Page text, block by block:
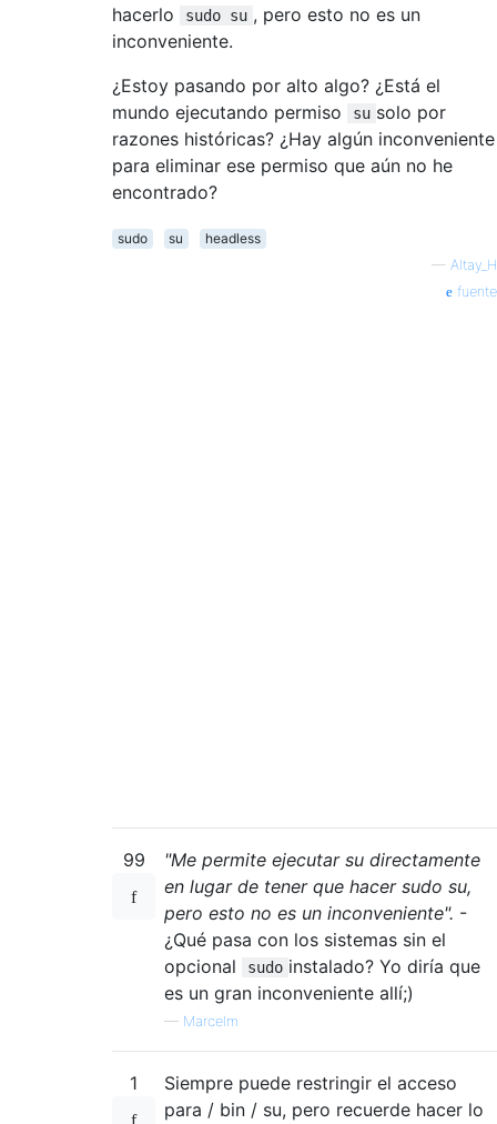
hacerlo
sudo su , pero esto no es un
inconveniente.
¿Estoy pasando por alto algo? ¿Está el
mundo ejecutando permiso
su solo por
razones históricas? ¿Hay algún inconveniente
para eliminar ese permiso que aún no he
encontrado?
sudo su
headless
— Altay_H
fuente
99
"Me permite ejecutar su directamente
en lugar de tener que hacer sudo su,
pero esto no es un inconveniente". -
¿Qué pasa con los sistemas sin el
opcional
sudo instalado? Yo diría que
es un gran inconveniente allí;)
— Marcelm
1
Siempre puede restringir el acceso
para / bin / su, pero recuerde hacer lo